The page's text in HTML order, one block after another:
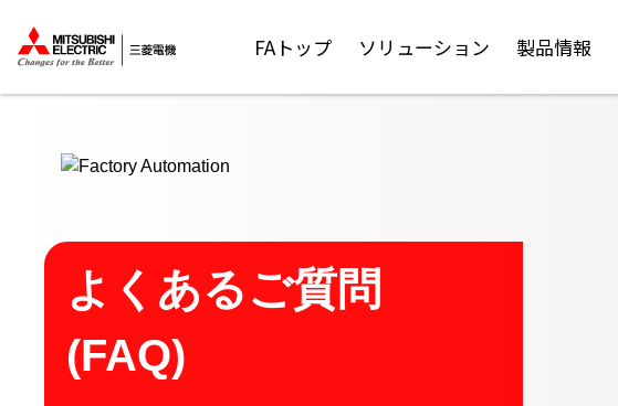
FAトップ ソリューション 製品情報
よくあるご質問
(FAQ)